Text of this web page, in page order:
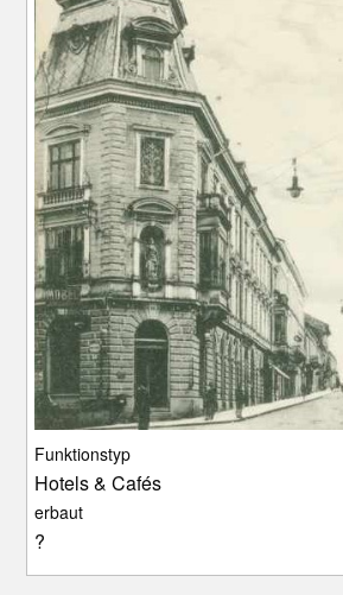
Funktionstyp
Hotels & Cafés
erbaut
?